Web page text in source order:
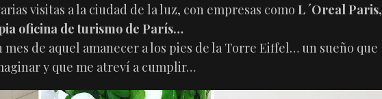
visitas a la ciudad de la luz, con empresas como L ´Oreal Paris,
oficina de turismo de París…
de aquel amanecer a los pies de la Torre Eiffel… un sueño que
y que me atreví a cumplir…